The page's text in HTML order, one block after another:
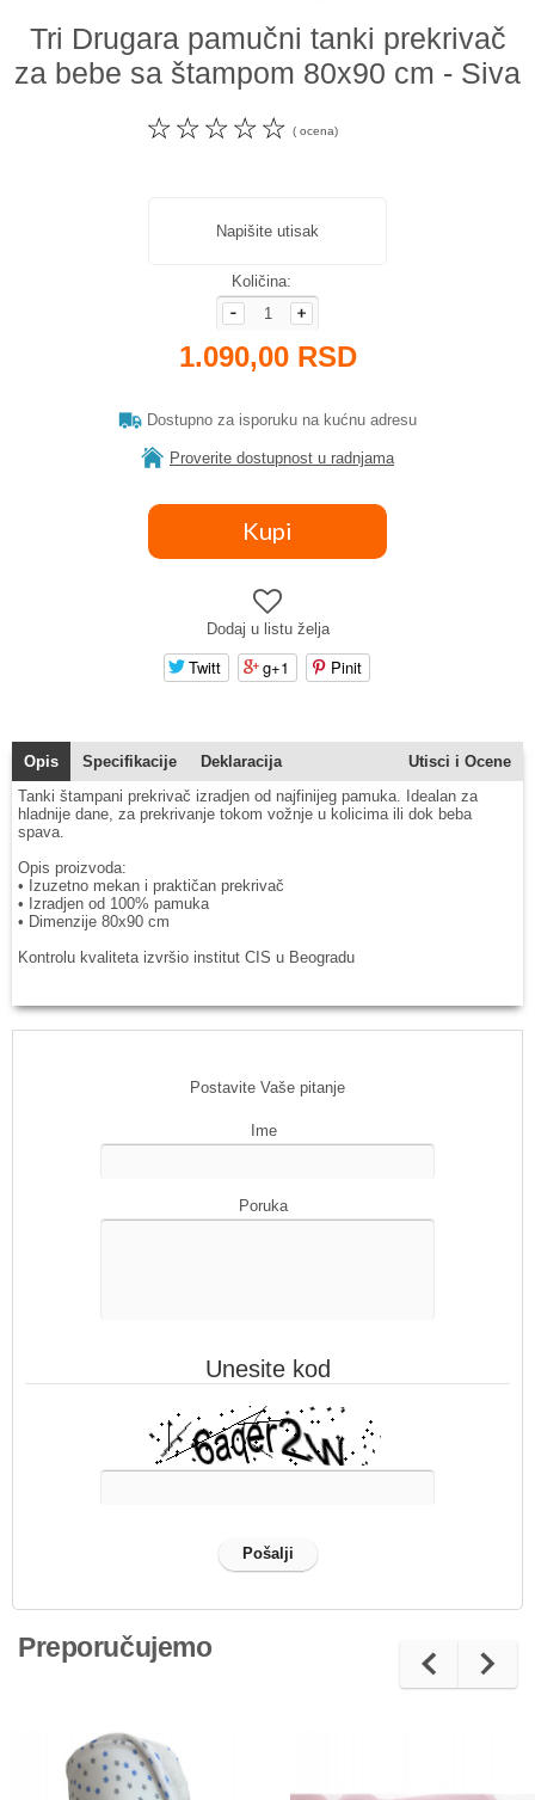
Tri Drugara pamučni tanki prekrivač
za bebe sa štampom 80x90 cm - Siva
☆
☆
☆
☆
☆ ( ocena)
Napišite utisak
Količina:
1.090,00 RSD
Dostupno za isporuku na kućnu adresu
Proverite dostupnost u radnjama
Dodaj u listu želja
Twitt g+1 Pinit
Opis Specifikacije Deklaracija
Utisci i Ocene
Tanki štampani prekrivač izradjen od najfinijeg pamuka. Idealan za
hladnije dane, za prekrivanje tokom vožnje u kolicima ili dok beba
spava.
Opis proizvoda:
• Izuzetno mekan i praktičan prekrivač
• Izradjen od 100% pamuka
• Dimenzije 80x90 cm
Kontrolu kvaliteta izvršio institut CIS u Beogradu
Postavite Vaše pitanje
Ime
Poruka
Unesite kod
Preporučujemo